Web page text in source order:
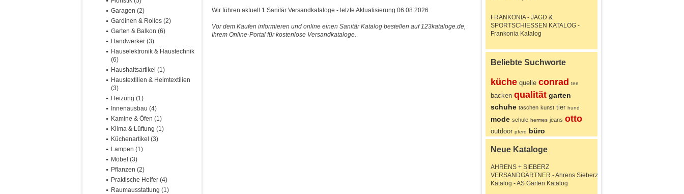
Garagen (2)
Gardinen & Rollos (2)
Garten & Balkon (6)
Handwerker (3)
Hauselektronik & Haustechnik
(6)
Haushaltsartikel (1)
Haustextilien & Heimtextilien
(3)
Heizung (1)
Innenausbau (4)
Kamine & Öfen (1)
Klima & Lüftung (1)
Küchenartikel (3)
Lampen (1)
Möbel (3)
Pflanzen (2)
Praktische Helfer (4)
Raumausstattung (1)
Wir führen aktuell 1 Sanitär Versandkataloge - letzte Aktualisierung 06.08.2026
Vor dem Kaufen informieren und online einen Sanitär Katalog bestellen auf 123kataloge.de,
Ihrem Online-Portal für kostenlose Versandkataloge.
FRANKONIA - JAGD &
SPORTSCHIESSEN KATALOG -
Frankonia Katalog
Beliebte Suchworte
küche quelle conrad tee
backen qualität garten
schuhe taschen kunst tier hund
mode schule hermes jeans otto
outdoor pferd büro
Neue Kataloge
AHRENS + SIEBERZ
VERSANDGÄRTNER - Ahrens Sieberz
Katalog - AS Garten Katalog